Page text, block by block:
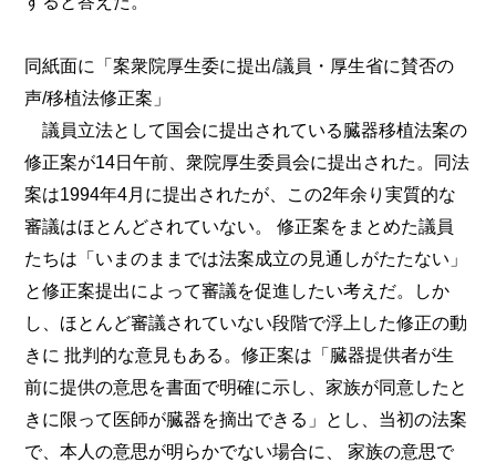
同紙面に「案衆院厚生委に提出/議員・厚生省に賛否の
声/移植法修正案」
議員立法として国会に提出されている臓器移植法案の
修正案が14日午前、衆院厚生委員会に提出された。同法
案は1994年4月に提出されたが、この2年余り実質的な
審議はほとんどされていない。 修正案をまとめた議員
たちは「いまのままでは法案成立の見通しがたたない」
と修正案提出によって審議を促進したい考えだ。しか
し、ほとんど審議されていない段階で浮上した修正の動
きに 批判的な意見もある。修正案は「臓器提供者が生
前に提供の意思を書面で明確に示し、家族が同意したと
きに限って医師が臓器を摘出できる」とし、当初の法案
で、本人の意思が明らかでない場合に、 家族の意思で